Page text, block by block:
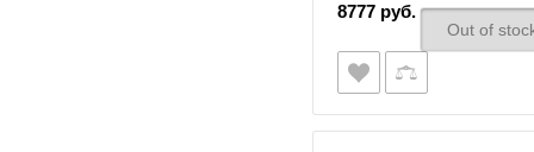
8777 руб.
Out of